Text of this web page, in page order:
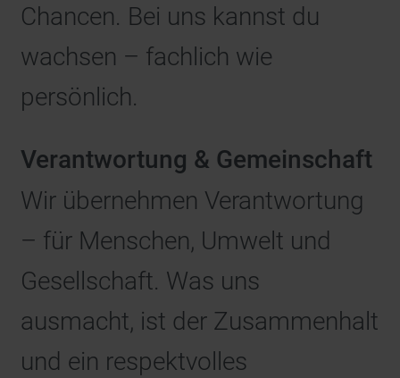
Chancen. Bei uns kannst du
wachsen – fachlich wie
persönlich.
Verantwortung & Gemeinschaft
Wir übernehmen Verantwortung
– für Menschen, Umwelt und
Gesellschaft. Was uns
ausmacht, ist der Zusammenhalt
und ein respektvolles